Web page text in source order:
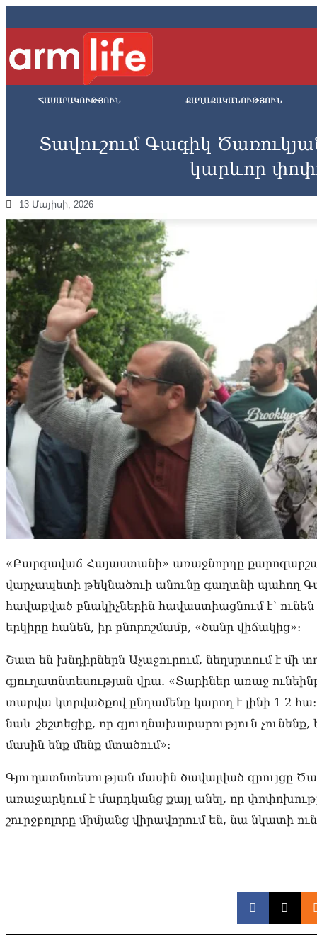
ՀԱՍԱՐԱԿՈՒԹՅՈՒՆ ՔԱՂԱՔԱԿԱՆՈՒԹՅՈՒՆ
Տավուշում Գագիկ
կարևոր
13 Մայիսի, 2026
«Բարգավաճ Հայաստանի» առաջնորդը
վարչապետի թեկնածուի անունը գաղտնի պահող
հավաքված բնակիչներին հավաստիացնում է՝
երկիրը հանեն, իր բնորոշմամբ, «ծանր վիճակից»:
Շատ են խնդիրներն Աչաջուրում, նեղսրտում է մի
գյուղատնտեսության վրա. «Տարիներ առաջ
տարվա կտրվածքով ընդամենը կարող է լինի 1-2
նաև շեշտեցիք, որ գյուղնախարարություն չունենք,
մասին ենք մենք մտածում»։
Գյուղատնտեսության մասին ծավալված զրույցը
առաջարկում է մարդկանց քայլ անել, որ
շուրջբոլորը միմյանց վիրավորում են, նա նկատի